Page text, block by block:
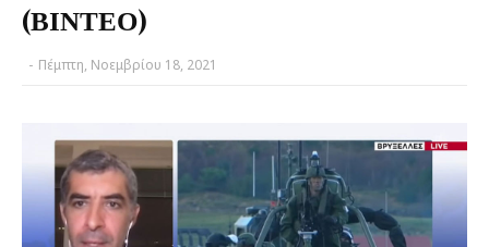
(ΒΙΝΤΕΟ)
- Πέμπτη, Νοεμβρίου 18, 2021